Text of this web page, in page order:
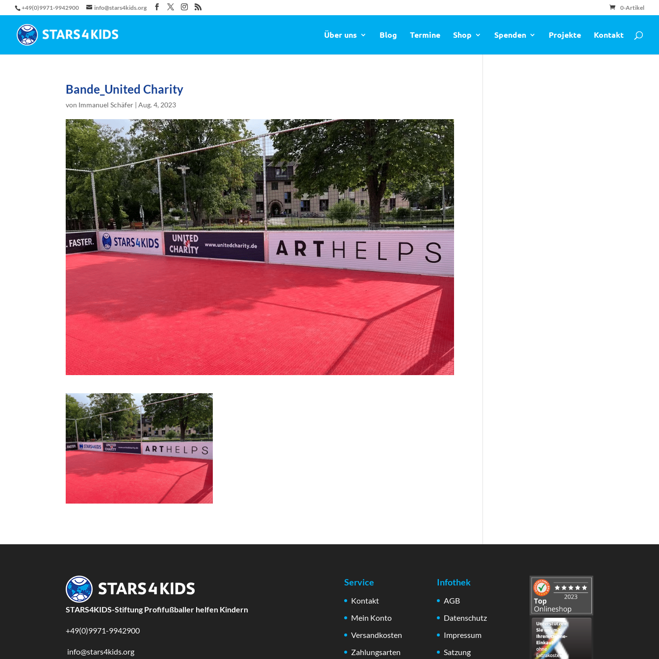
+49(0)9971-9942900 info@stars4kids.org 0-Artikel
Über uns Blog Termine Shop Spenden Projekte Kontakt
Bande_United Charity
von Immanuel Schäfer |Aug. 4, 2023
STARS4KIDS-Stiftung Profifußballer helfen Kindern
+49(0)9971-9942900
info@stars4kids.org
Service
Kontakt
Mein Konto
Versandkosten
Zahlungsarten
Infothek
AGB
Datenschutz
Impressum
Satzung